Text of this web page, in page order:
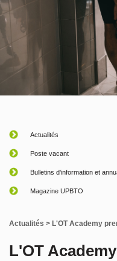
Actualités
Poste vacant
Bulletins d'information et
Magazine UPBTO
Actualités > L'OT Academy
L'OT